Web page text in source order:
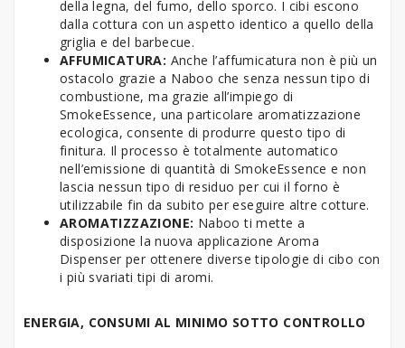
della legna, del fumo, dello sporco. I cibi escono
dalla cottura con un aspetto identico a quello della
griglia e del barbecue.
AFFUMICATURA: Anche l’affumicatura non è più un
ostacolo grazie a Naboo che senza nessun tipo di
combustione, ma grazie all’impiego di
SmokeEssence, una particolare aromatizzazione
ecologica, consente di produrre questo tipo di
finitura. Il processo è totalmente automatico
nell’emissione di quantità di SmokeEssence e non
lascia nessun tipo di residuo per cui il forno è
utilizzabile fin da subito per eseguire altre cotture.
AROMATIZZAZIONE: Naboo ti mette a
disposizione la nuova applicazione Aroma
Dispenser per ottenere diverse tipologie di cibo con
i più svariati tipi di aromi.
ENERGIA, CONSUMI AL MINIMO SOTTO CONTROLLO